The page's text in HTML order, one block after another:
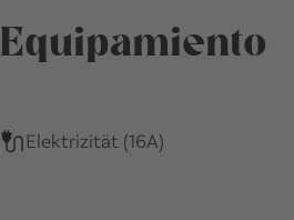
Equipamiento
Elektrizität (16A)